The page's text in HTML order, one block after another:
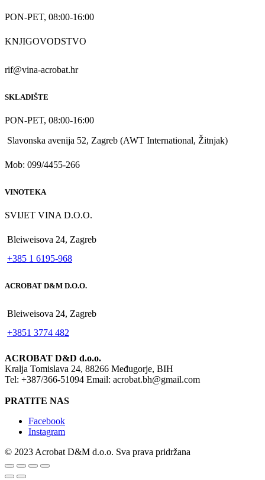
PON-PET, 08:00-16:00
KNJIGOVODSTVO
rif@vina-acrobat.hr
SKLADIŠTE
PON-PET, 08:00-16:00
Slavonska avenija 52, Zagreb (AWT International, Žitnjak)
Mob: 099/4455-266
VINOTEKA
SVIJET VINA D.O.O.
Bleiweisova 24, Zagreb
+385 1 6195-968
ACROBAT D&M D.O.O.
Bleiweisova 24, Zagreb
+3851 3774 482
ACROBAT D&D d.o.o.
Kralja Tomislava 24, 88266 Međugorje, BIH
Tel: +387/366-51094 Email: acrobat.bh@gmail.com
PRATITE NAS
Facebook
Instagram
© 2023 Acrobat D&M d.o.o. Sva prava pridržana